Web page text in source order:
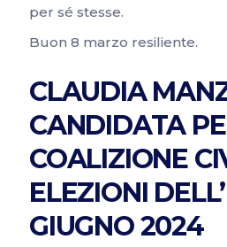
per sé stesse.
Buon 8 marzo resiliente.
CLAUDIA
CANDIDATA
COALIZIONE
ELEZIONI
GIUGNO 2024